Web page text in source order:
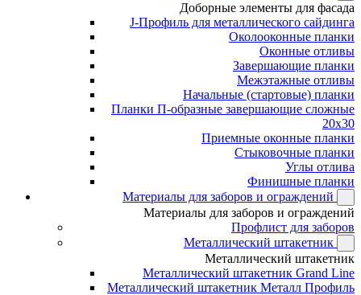
Доборные элементы для фасада
J-Профиль для металлического сайдинга
Околооконные планки
Оконные отливы
Завершающие планки
Межэтажные отливы
Начальные (стартовые) планки
Планки П-образные завершающие сложные
20x30
Приемные оконные планки
Стыковочные планки
Углы отлива
Финишные планки
Материалы для заборов и ограждений
Материалы для заборов и ограждений
Профлист для заборов
Металлический штакетник
Металлический штакетник
Металлический штакетник Grand Line
Металлический штакетник Металл Профиль